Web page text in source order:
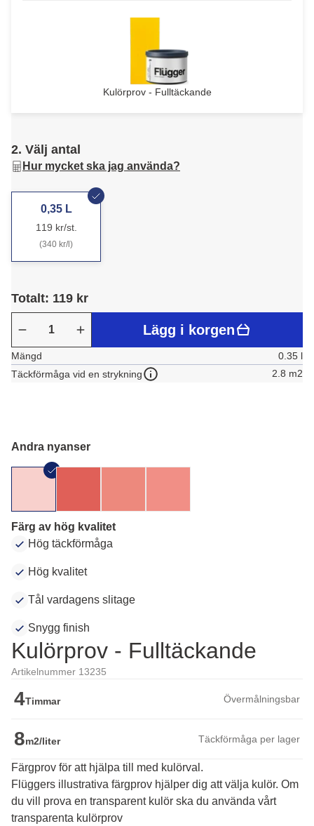
Kulörprov - Fulltäckande
2. Välj antal
Hur mycket ska jag använda?
0,35 L
119 kr/st.
(340 kr/l)
Totalt: 119 kr
Lägg i korgen
Mängd
0.35 l
Täckförmåga vid en strykning
2.8 m2
Andra nyanser
Färg av hög kvalitet
Hög täckförmåga
Hög kvalitet
Tål vardagens slitage
Snygg finish
Kulörprov - Fulltäckande
Artikelnummer 13235
4Timmar Övermålningsbar
8m2/liter Täckförmåga per lager
Färgprov för att hjälpa till med kulörval.
Flüggers illustrativa färgprov hjälper dig att välja kulör. Om
du vill prova en transparent kulör ska du använda vårt
transparenta kulörprov